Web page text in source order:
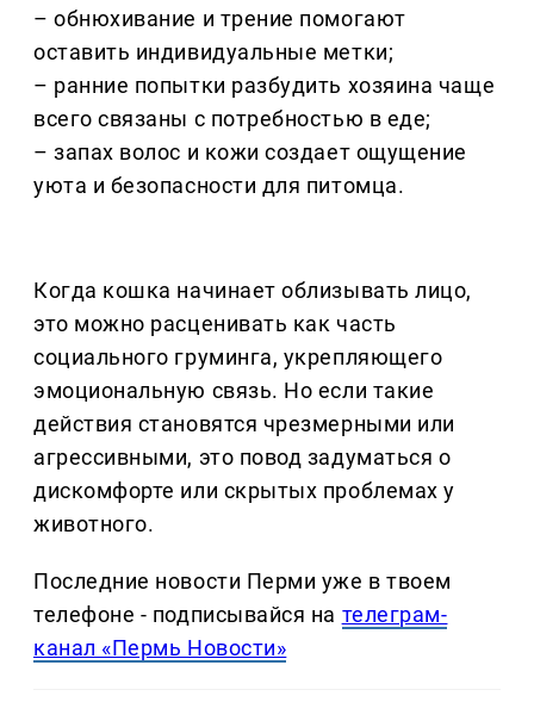
– обнюхивание и трение помогают
оставить индивидуальные метки;
– ранние попытки разбудить хозяина чаще
всего связаны с потребностью в еде;
– запах волос и кожи создает ощущение
уюта и безопасности для питомца.
Когда кошка начинает облизывать лицо,
это можно расценивать как часть
социального груминга, укрепляющего
эмоциональную связь. Но если такие
действия становятся чрезмерными или
агрессивными, это повод задуматься о
дискомфорте или скрытых проблемах у
животного.
Последние новости Перми уже в твоем
телефоне - подписывайся на телеграм-
канал «Пермь Новости»